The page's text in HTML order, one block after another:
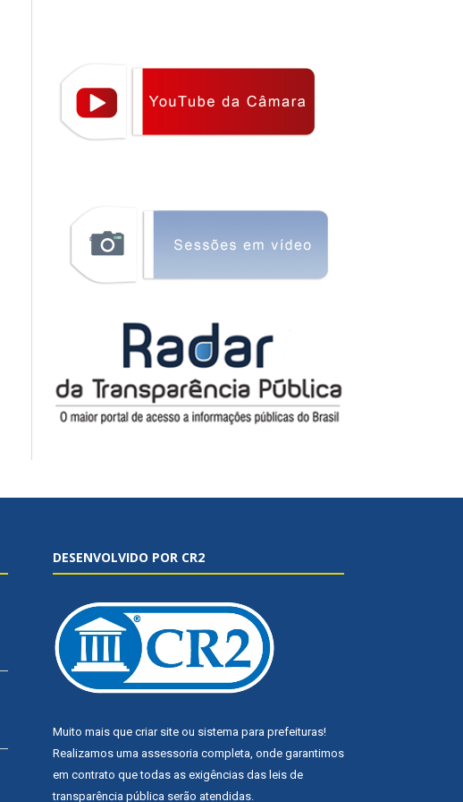
DESENVOLVIDO POR CR2
Muito mais que criar site ou sistema para prefeituras!
Realizamos uma assessoria completa, onde garantimos
em contrato que todas as exigências das leis de
transparência pública serão atendidas.